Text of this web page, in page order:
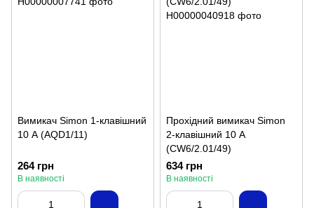
Вимикач Simon 1-клавішний
10 А (AQD1/11)
264 грн
В наявності
Прохідний вимикач Simon
2-клавішний 10 А
(CW6/2.01/49)
634 грн
В наявності